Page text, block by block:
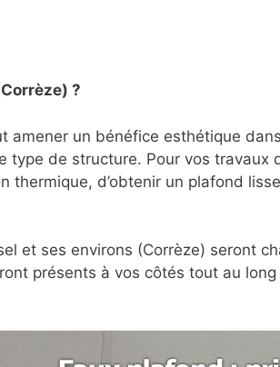
?
amener un bénéfice esthétique
type de structure. Pour vos
thermique, d’obtenir un plafond
et ses environs (Corrèze) seront
présents à vos côtés tout au